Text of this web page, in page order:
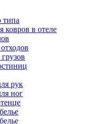
типа
ковров в отеле
рук
ног